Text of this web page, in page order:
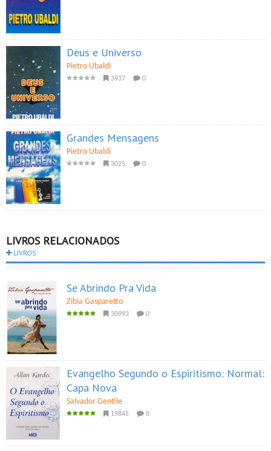
Deus e Universo
Pietro Ubaldi
3937 0
Grandes Mensagens
Pietro Ubaldi
3025 0
LIVROS RELACIONADOS
LIVROS
Se Abrindo Pra Vida
Zibia Gasparetto
30993 0
Evangelho Segundo o Espiritismo: Normal:
Capa Nova
Salvador Gentile
19845 0